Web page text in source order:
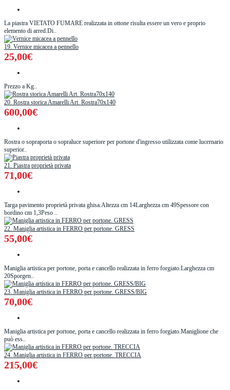
La piastra VIETATO FUMARE realizzata in ottone risulta essere un vero e proprio
elemento di arred.Di..
19. Vernice micacea a pennello
25,00€
Prezzo a Kg..
20. Rostra storica Amarelli Art. Rostra70x140
600,00€
Rostra o sopraporta o sopraluce superiore per portone d'ingresso utilizzata come lucernario
superior..
21. Piastra proprietà privata
71,00€
Targa pavimento proprietà privata ghisa.Altezza cm 14Larghezza cm 49Spessore con
bordino cm 1,3Peso ..
22. Maniglia artistica in FERRO per portone. GRESS
55,00€
Maniglia artistica per portone, porta e cancello realizzata in ferro forgiato.Larghezza cm
20Sporgen..
23. Maniglia artistica in FERRO per portone. GRESS/BIG
70,00€
Maniglia artistica per portone, porta e cancello realizzata in ferro forgiato.Maniglione che
può ess..
24. Maniglia artistica in FERRO per portone. TRECCIA
215,00€